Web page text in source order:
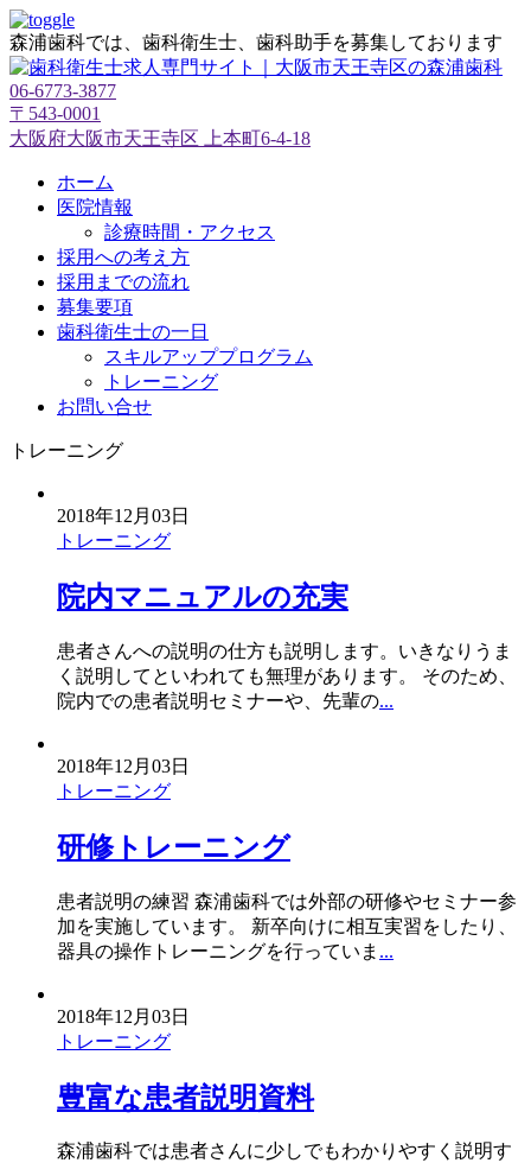
森浦歯科では、歯科衛生士、歯科助手を募集しております
06-6773-3877
〒543-0001
大阪府大阪市天王寺区 上本町6-4-18
ホーム
医院情報
診療時間・アクセス
採用への考え方
採用までの流れ
募集要項
歯科衛生士の一日
スキルアッププログラム
トレーニング
お問い合せ
トレーニング
2018年12月03日
トレーニング
院内マニュアルの充実
患者さんへの説明の仕方も説明します。いきなりうま
く説明してといわれても無理があります。 そのため、
院内での患者説明セミナーや、先輩の...
2018年12月03日
トレーニング
研修トレーニング
患者説明の練習 森浦歯科では外部の研修やセミナー参
加を実施しています。 新卒向けに相互実習をしたり、
器具の操作トレーニングを行っていま ...
2018年12月03日
トレーニング
豊富な患者説明資料
森浦歯科では患者さんに少しでもわかりやすく説明す